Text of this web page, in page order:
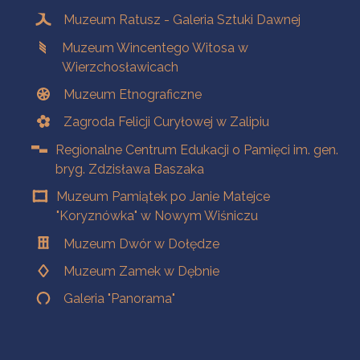
Muzeum Ratusz - Galeria Sztuki Dawnej
Muzeum Wincentego Witosa w
Wierzchosławicach
Muzeum Etnograficzne
Zagroda Felicji Curyłowej w Zalipiu
Regionalne Centrum Edukacji o Pamięci im. gen.
bryg. Zdzisława Baszaka
Muzeum Pamiątek po Janie Matejce
"Koryznówka" w Nowym Wiśniczu
Muzeum Dwór w Dołędze
Muzeum Zamek w Dębnie
Galeria "Panorama"